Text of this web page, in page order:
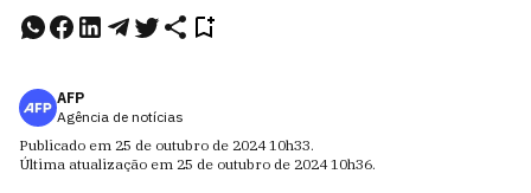
AFP
Agência de notícias
Publicado em 25 de outubro de 2024 10h33.
Última atualização em 25 de outubro de 2024 10h36.